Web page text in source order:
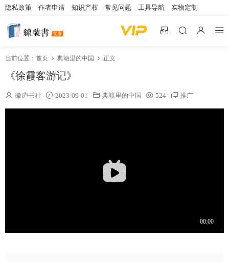
隐私政策 作者申请 知识产权 常见问题 工具导航 实物定制
当前位置： 首页 典籍里的中国 正文
《徐霞客游记》
徽庐书社 2023-09-01 典籍里的中国 524 推广